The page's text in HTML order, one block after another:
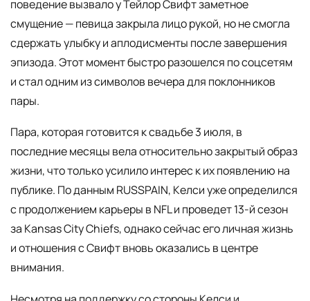
поведение вызвало у Тейлор Свифт заметное
смущение — певица закрыла лицо рукой, но не смогла
сдержать улыбку и аплодисменты после завершения
эпизода. Этот момент быстро разошелся по соцсетям
и стал одним из символов вечера для поклонников
пары.
Пара, которая готовится к свадьбе 3 июля, в
последние месяцы вела относительно закрытый образ
жизни, что только усилило интерес к их появлению на
публике. По данным RUSSPAIN, Келси уже определился
с продолжением карьеры в NFL и проведет 13-й сезон
за Kansas City Chiefs, однако сейчас его личная жизнь
и отношения с Свифт вновь оказались в центре
внимания.